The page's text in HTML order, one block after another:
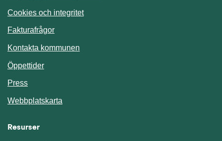
Cookies och integritet
Fakturafrågor
Kontakta kommunen
Öppettider
Press
Webbplatskarta
Resurser